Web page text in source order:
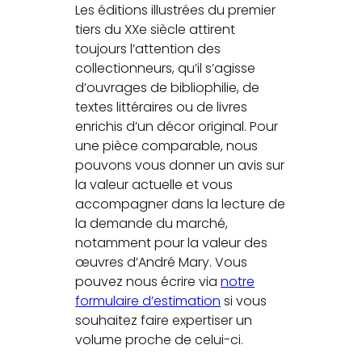
Les éditions illustrées du premier
tiers du XXe siècle attirent
toujours l’attention des
collectionneurs, qu’il s’agisse
d’ouvrages de bibliophilie, de
textes littéraires ou de livres
enrichis d’un décor original. Pour
une pièce comparable, nous
pouvons vous donner un avis sur
la valeur actuelle et vous
accompagner dans la lecture de
la demande du marché,
notamment pour la valeur des
œuvres d’André Mary. Vous
pouvez nous écrire vianotre
formulaire d’estimation si vous
souhaitez faire expertiser un
volume proche de celui-ci.